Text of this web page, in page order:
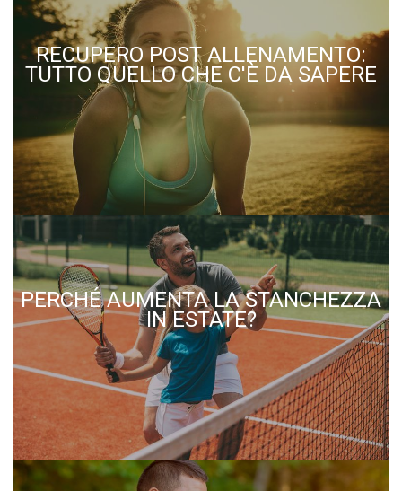
RECUPERO POST ALLENAMENTO:
TUTTO QUELLO CHE C'È DA SAPERE
PERCHÉ AUMENTA LA STANCHEZZA
IN ESTATE?